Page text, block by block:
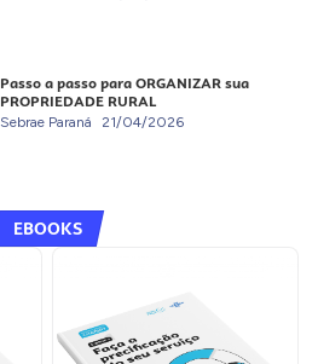
Passo a passo para ORGANIZAR sua
PROPRIEDADE RURAL
Sebrae Paraná 21/04/2026
EBOOKS